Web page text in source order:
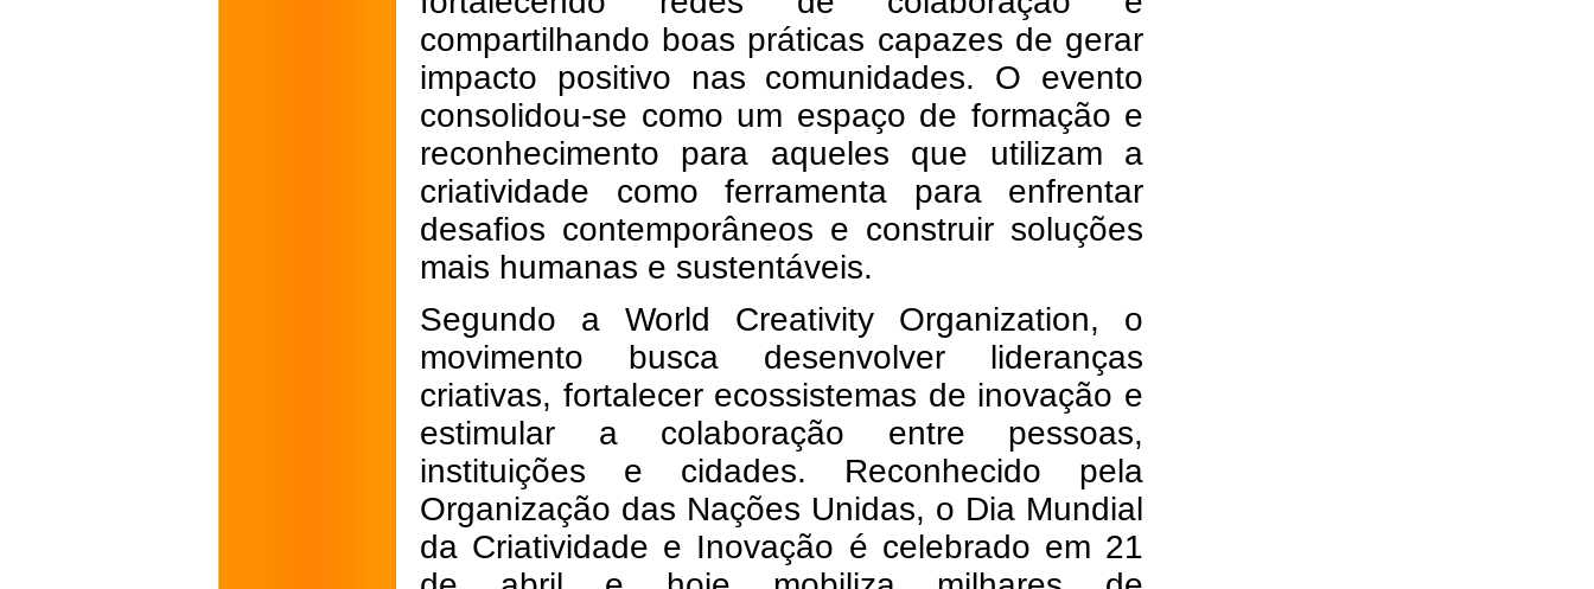
compartilhando boas práticas capazes de gerar
impacto positivo nas comunidades. O evento
consolidou-se como um espaço de formação e
reconhecimento para aqueles que utilizam a
criatividade como ferramenta para enfrentar
desafios contemporâneos e construir soluções
mais humanas e sustentáveis.
Segundo a World Creativity Organization, o
movimento busca desenvolver lideranças
criativas, fortalecer ecossistemas de inovação e
estimular a colaboração entre pessoas,
instituições e cidades. Reconhecido pela
Organização das Nações Unidas, o Dia Mundial
da Criatividade e Inovação é celebrado em 21